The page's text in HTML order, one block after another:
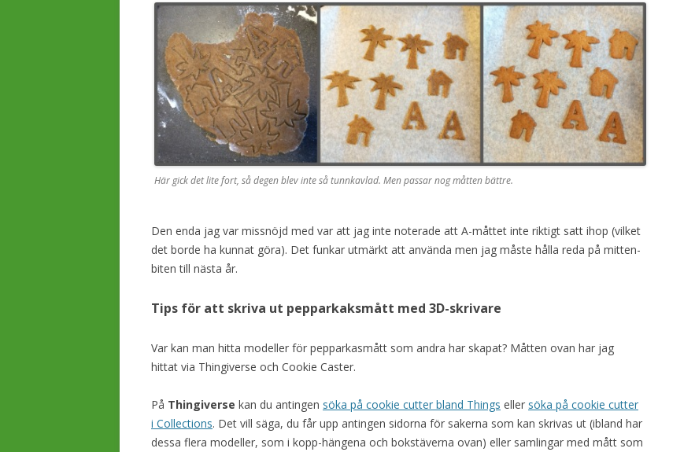
Här gick det lite fort, så degen blev inte så tunnkavlad. Men passar nog måtten bättre.
Den enda jag var missnöjd med var att jag inte noterade att A-måttet inte riktigt satt ihop (vilket
det borde ha kunnat göra). Det funkar utmärkt att använda men jag måste hålla reda på mitten-
biten till nästa år.
Tips för att skriva ut pepparkaksmått med 3D-skrivare
Var kan man hitta modeller för pepparkasmått som andra har skapat? Måtten ovan har jag
hittat via Thingiverse och Cookie Caster.
På Thingiverse kan du antingen söka på cookie cutter bland Things eller söka på cookie cutter
i Collections. Det vill säga, du får upp antingen sidorna för sakerna som kan skrivas ut (ibland har
dessa flera modeller, som i kopp-hängena och bokstäverna ovan) eller samlingar med mått som